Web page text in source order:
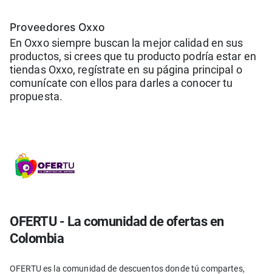
Proveedores Oxxo
En Oxxo siempre buscan la mejor calidad en sus
productos, si crees que tu producto podría estar en
tiendas Oxxo, regístrate en su página principal o
comunícate con ellos para darles a conocer tu
propuesta.
OFERTU - La comunidad de ofertas en
Colombia
OFERTU es la comunidad de descuentos donde tú compartes,